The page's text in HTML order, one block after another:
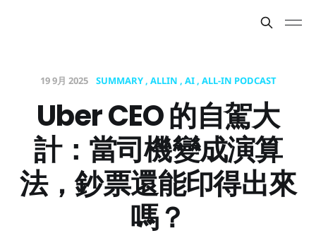
19 9月 2025 SUMMARY ALLIN AI ALL-IN PODCAST
Uber CEO 的自駕大
計：當司機變成演算
法，鈔票還能印得出來
嗎？